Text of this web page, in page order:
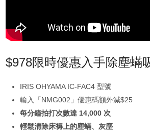
$978限時優惠入手除塵蟎
IRIS OHYAMA IC-FAC4 型號
輸入「NMG002」優惠碼額外減$25
每分鐘拍打次數達 14,000 次
輕鬆清除床褥上的塵蟎、灰塵